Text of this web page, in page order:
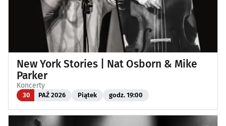
New York Stories | Nat Osborn & Mike
Parker
Koncerty
30 PAŹ 2026 Piątek godz. 19:00